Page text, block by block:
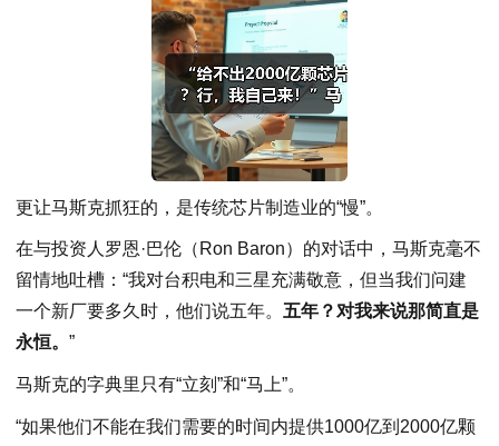
更让马斯克抓狂的，是传统芯片制造业的“慢”。
在与投资人罗恩·巴伦（Ron Baron）的对话中，马斯克毫不
留情地吐槽：“我对台积电和三星充满敬意，但当我们问建
一个新厂要多久时，他们说五年。 五年？对我来说那简直是
永恒。 ”
马斯克的字典里只有“立刻”和“马上”。
“如果他们不能在我们需要的时间内提供1000亿到2000亿颗